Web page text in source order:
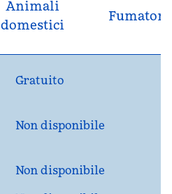
Animali
domestici
Fumatori
Gratuito
Non disponibile
Non disponibile